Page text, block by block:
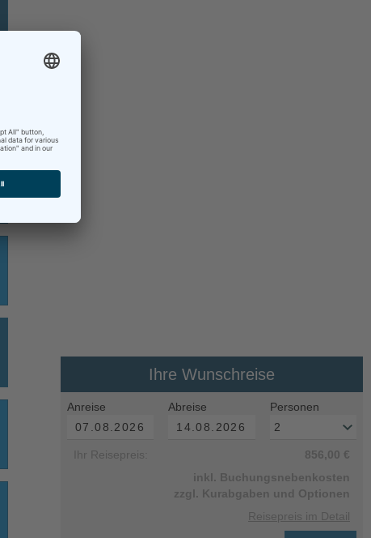
Ihre Wunschreise
Anreise Abreise Personen
Ihr Reisepreis:
856,00 €
inkl. Buchungsnebenkosten
zzgl. Kurabgaben und Optionen
Reisepreis im Detail